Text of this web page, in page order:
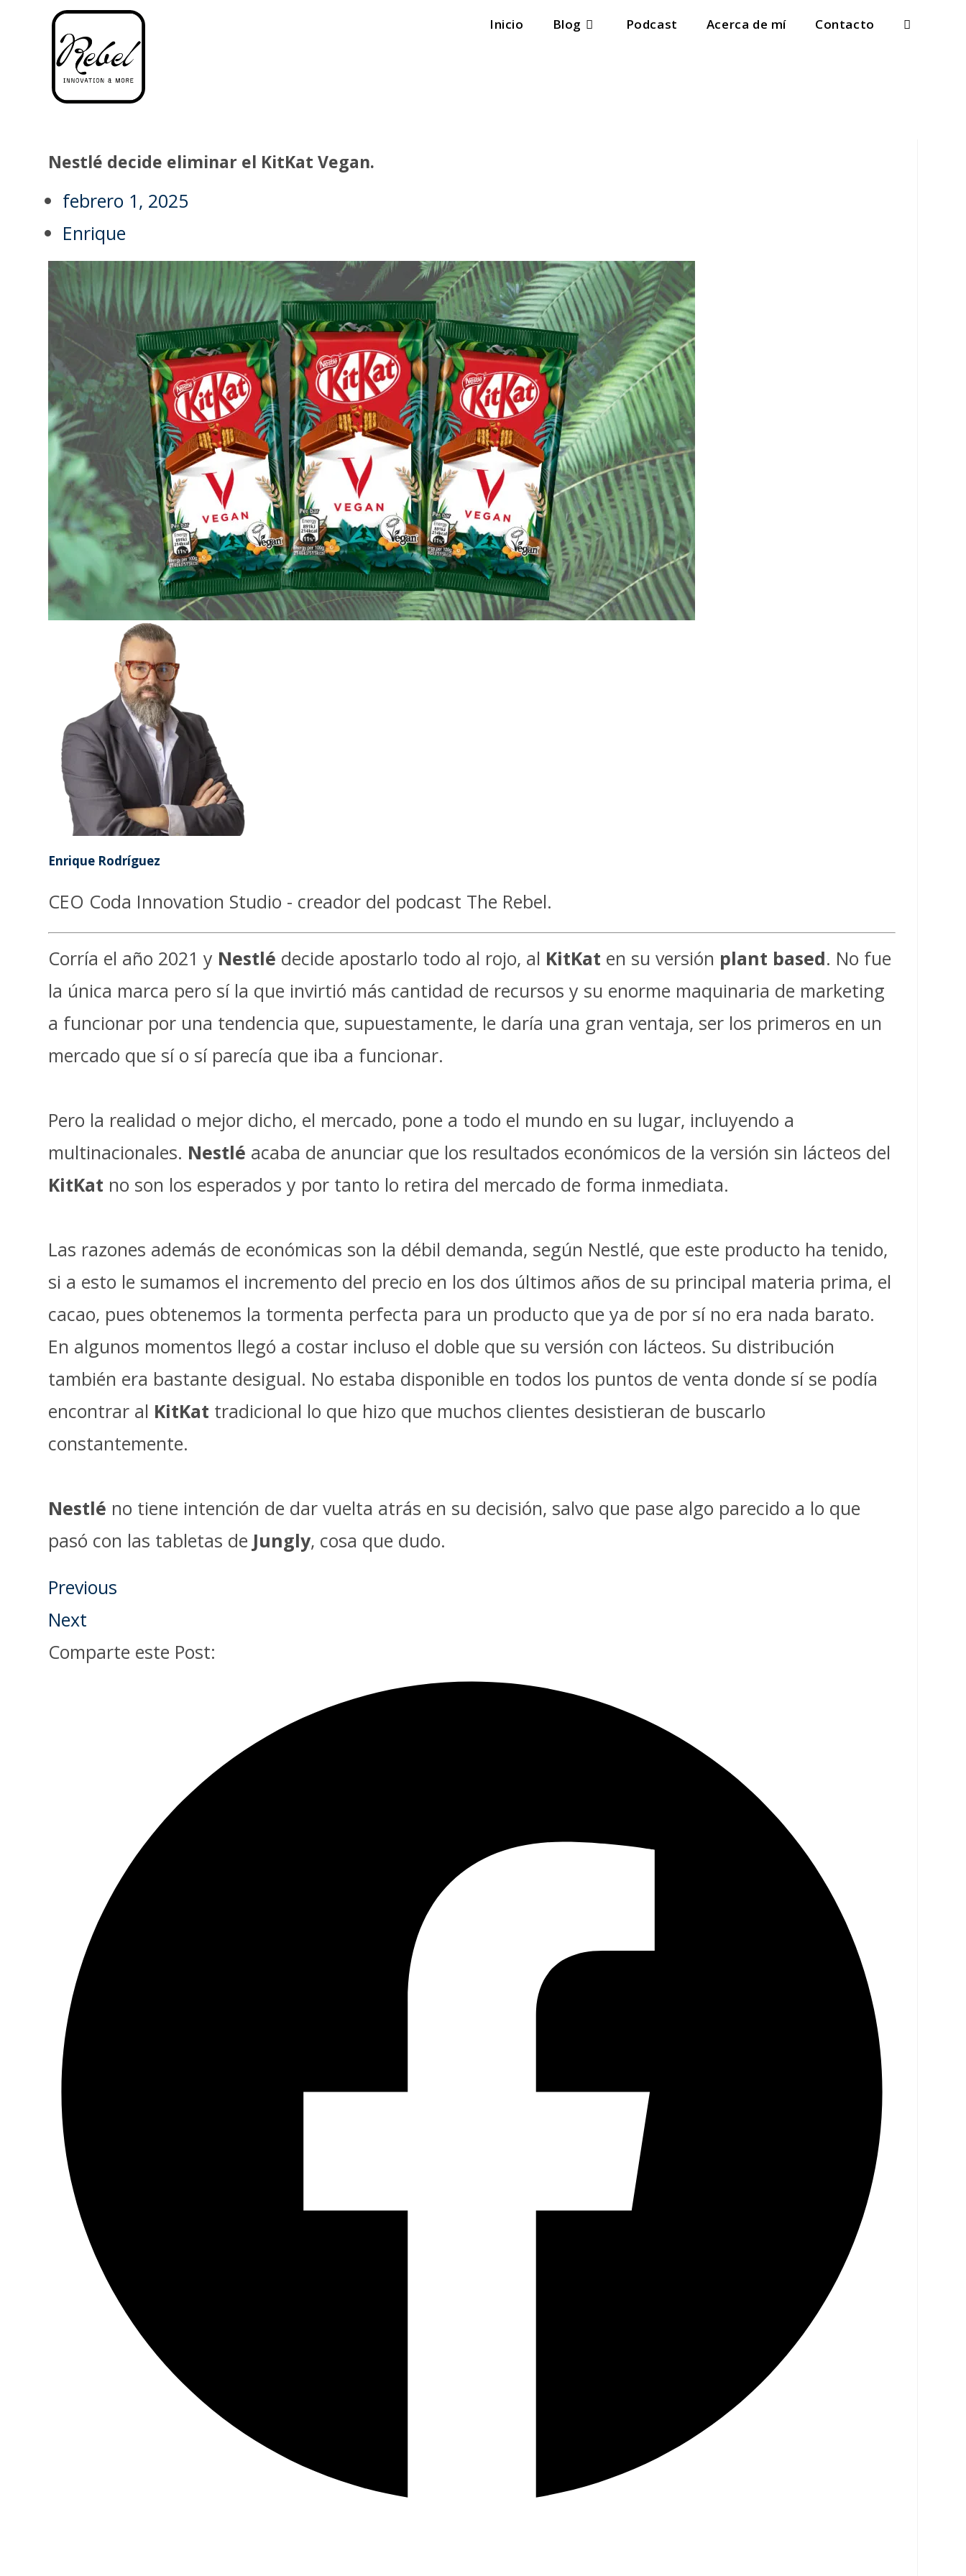
Inicio Blog Podcast Acerca de mí Contacto
Nestlé decide eliminar el KitKat Vegan.
febrero 1, 2025
Enrique
Enrique Rodríguez
CEO Coda Innovation Studio - creador del podcast The Rebel.
Corría el año 2021 y Nestlé decide apostarlo todo al rojo, al KitKat en su versión plant based. No fue
la única marca pero sí la que invirtió más cantidad de recursos y su enorme maquinaria de marketing
a funcionar por una tendencia que, supuestamente, le daría una gran ventaja, ser los primeros en un
mercado que sí o sí parecía que iba a funcionar.
Pero la realidad o mejor dicho, el mercado, pone a todo el mundo en su lugar, incluyendo a
multinacionales. Nestlé acaba de anunciar que los resultados económicos de la versión sin lácteos del
KitKat no son los esperados y por tanto lo retira del mercado de forma inmediata.
Las razones además de económicas son la débil demanda, según Nestlé, que este producto ha tenido,
si a esto le sumamos el incremento del precio en los dos últimos años de su principal materia prima, el
cacao, pues obtenemos la tormenta perfecta para un producto que ya de por sí no era nada barato.
En algunos momentos llegó a costar incluso el doble que su versión con lácteos. Su distribución
también era bastante desigual. No estaba disponible en todos los puntos de venta donde sí se podía
encontrar al KitKat tradicional lo que hizo que muchos clientes desistieran de buscarlo
constantemente.
Nestlé no tiene intención de dar vuelta atrás en su decisión, salvo que pase algo parecido a lo que
pasó con las tabletas de Jungly, cosa que dudo.
Previous
Next
Comparte este Post: